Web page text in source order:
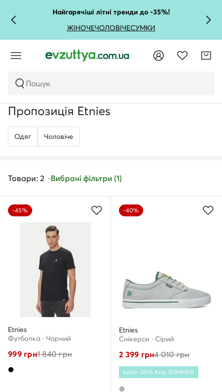
Найгарячіші літні тренди до -35%!
ЖІНОЧЕЧОЛОВІЧЕСУМКИ
Пошук
Пропозиція Etnies
Одяг Чоловічe
Товари: 2 Вибрані фільтри (1)
-45%
Etnies
Футболка · Чорний
999грн1 840грн
-40%
Etnies
Снікерcи · Сірий
2 399 грн4 010грн
extra -25% Код: SUMMER